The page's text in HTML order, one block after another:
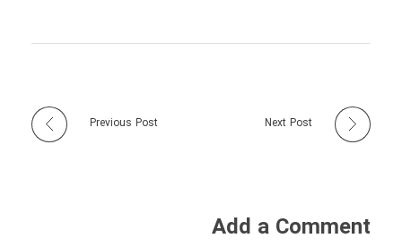
Previous Post Next Post
Add a Comment